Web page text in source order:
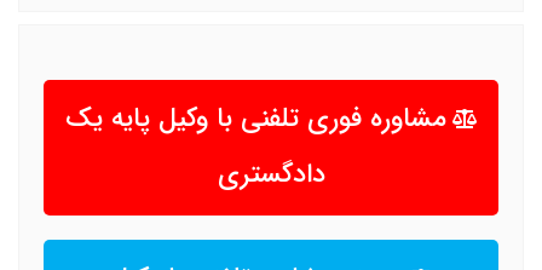
مشاوره فوری تلفنی با وکیل پایه یک
دادگستری